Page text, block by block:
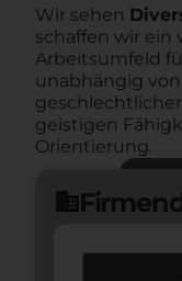
Wir sehen
schaffen wir ein
Arbeitsumfeld
unabhängig
geistigen
Orientierung.
domain